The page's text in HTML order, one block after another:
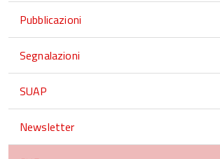
Pubblicazioni
Segnalazioni
SUAP
Newsletter